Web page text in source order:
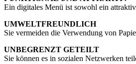
Ein digitales Menü ist sowohl ein
UMWELTFREUNDLICH
Sie vermeiden die Verwendung von
UNBEGRENZT GETEILT
Sie können es in sozialen Netzwerken